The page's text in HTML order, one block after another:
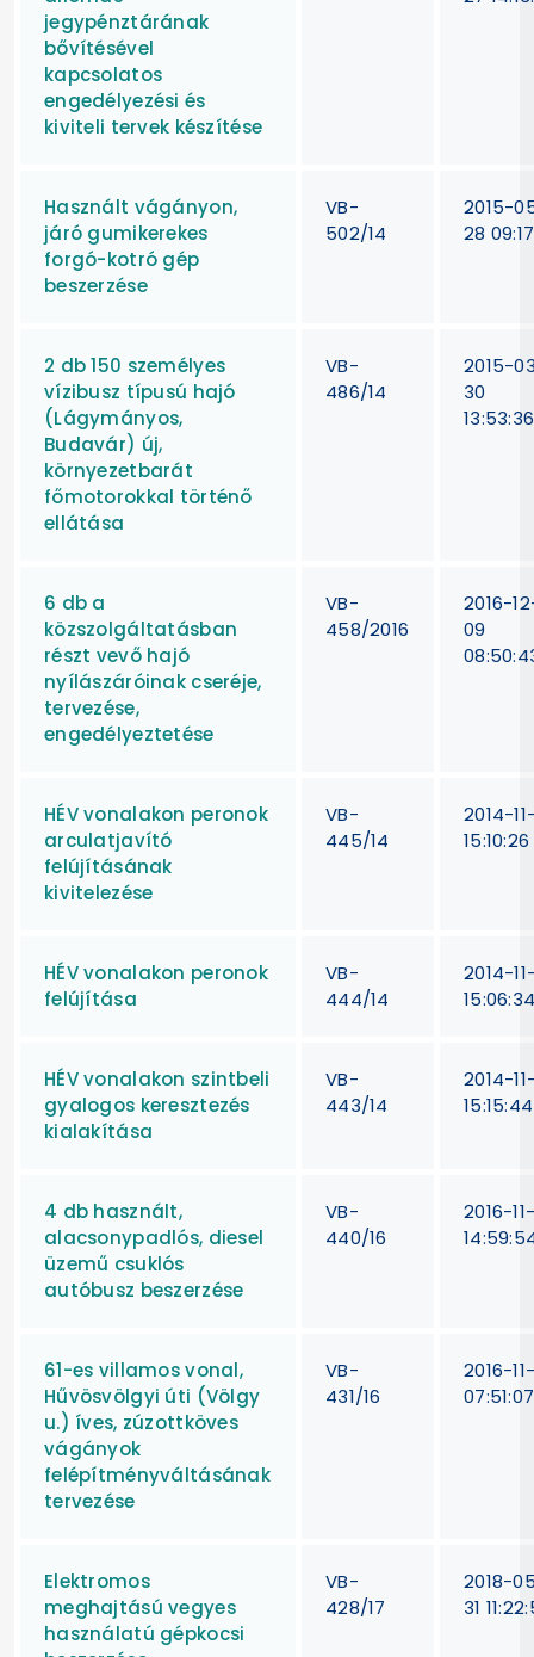
jegypénztárának
bővítésével
kapcsolatos
engedélyezési és
kiviteli tervek készítése
Használt vágányon,
járó gumikerekes
forgó-kotró gép
beszerzése
VB-
502/14
2015-
28
2 db 150 személyes
vízibusz típusú hajó
(Lágymányos,
Budavár) új,
környezetbarát
főmotorokkal történő
ellátása
VB-
486/14
2015-
30
13:53:36
6 db a
közszolgáltatásban
részt vevő hajó
nyílászáróinak cseréje,
tervezése,
engedélyeztetése
VB-
458/2016
2016-
09
HÉV vonalakon peronok
arculatjavító
felújításának
kivitelezése
VB-
445/14
2014-
15:10:26
HÉV vonalakon peronok
felújítása
VB-
444/14
2014-
HÉV vonalakon szintbeli
gyalogos keresztezés
kialakítása
VB-
443/14
2014-
15:15:44
4 db használt,
alacsonypadlós, diesel
üzemű csuklós
autóbusz beszerzése
VB-
440/16
2016-
61-es villamos vonal,
Hűvösvölgyi úti (Völgy
u.) íves, zúzottköves
vágányok
felépítményváltásának
tervezése
VB-
431/16
2016-
07:51:07
Elektromos
meghajtású vegyes
használatú gépkocsi
VB-
428/17
2018-
31